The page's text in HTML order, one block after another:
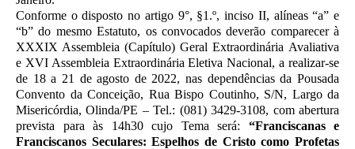
Conforme o disposto no artigo 9°, §1.º, inciso II, alíneas “a” e
“b” do mesmo Estatuto, os convocados deverão comparecer à
XXXIX Assembleia (Capítulo) Geral Extraordinária Avaliativa
e XVI Assembleia Extraordinária Eletiva Nacional, a realizar-se
de 18 a 21 de agosto de 2022, nas dependências da Pousada
Convento da Conceição, Rua Bispo Coutinho, S/N, Largo da
Misericórdia, Olinda/PE – Tel.: (081) 3429-3108, com abertura
prevista para às 14h30 cujo Tema será: “Franciscanas e
Franciscanos Seculares: Espelhos de Cristo como Profetas